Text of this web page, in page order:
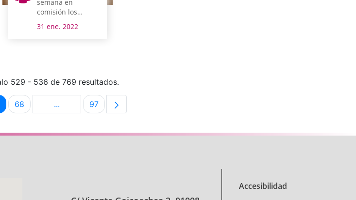
semana en
comisión los
empresa de SDA
31 ene. 2022
529 - 536 de 769 resultados.
Use TAB para desplazarse.
Página
68 ...Páginas intermedias Use TAB para desplazarse.
Página
97
Accesibilidad